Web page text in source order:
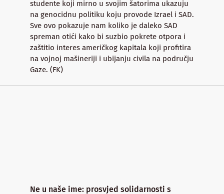
studente koji mirno u svojim šatorima ukazuju
na genocidnu politiku koju provode Izrael i SAD.
Sve ovo pokazuje nam koliko je daleko SAD
spreman otići kako bi suzbio pokrete otpora i
zaštitio interes američkog kapitala koji profitira
na vojnoj mašineriji i ubijanju civila na području
Gaze. (FK)
Ne u naše ime: prosvjed solidarnosti s